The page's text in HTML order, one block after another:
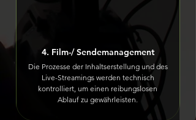
4. Film-/ Sendemanagement
Die Prozesse der Inhaltserstellung und des
Live-Streamings werden technisch
kontrolliert, um einen reibungslosen
Ablauf zu gewährleisten.